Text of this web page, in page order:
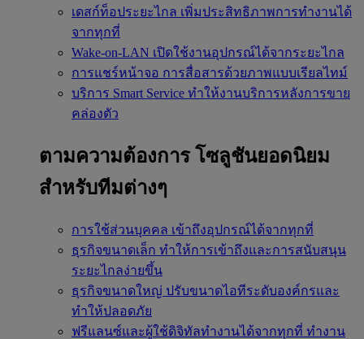
เดสก์ท็อประยะไกล เพิ่มประสิทธิภาพการทำงานได้
จากทุกที่
Wake-on-LAN เปิดใช้งานอุปกรณ์ได้จากระยะไกล
การแชร์หน้าจอ การสื่อสารด้วยภาพแบบเรียลไทม์
บริการ Smart Service ทำให้งานบริการหลังการขาย
คล่องตัว
ตามความต้องการ โซลูชันยอดนิยม
สำหรับทีมต่างๆ
การใช้ส่วนบุคคล เข้าถึงอุปกรณ์ได้จากทุกที่
ธุรกิจขนาดเล็ก ทำให้การเข้าถึงและการสนับสนุน
ระยะไกลง่ายขึ้น
ธุรกิจขนาดใหญ่ ปรับขนาดไอทีระดับองค์กรและ
ทำให้ปลอดภัย
ฟรีแลนซ์และผู้ใช้ดิจิทัลทำงานได้จากทุกที่ ทำงาน